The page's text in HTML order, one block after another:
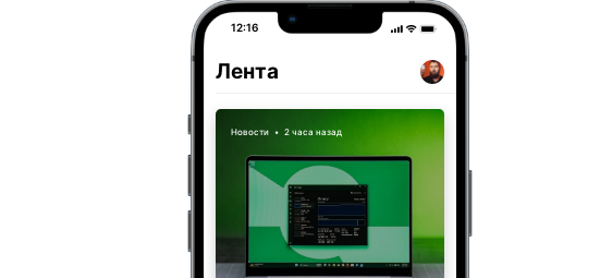
12:16
Лента
Новости • 2 часа назад